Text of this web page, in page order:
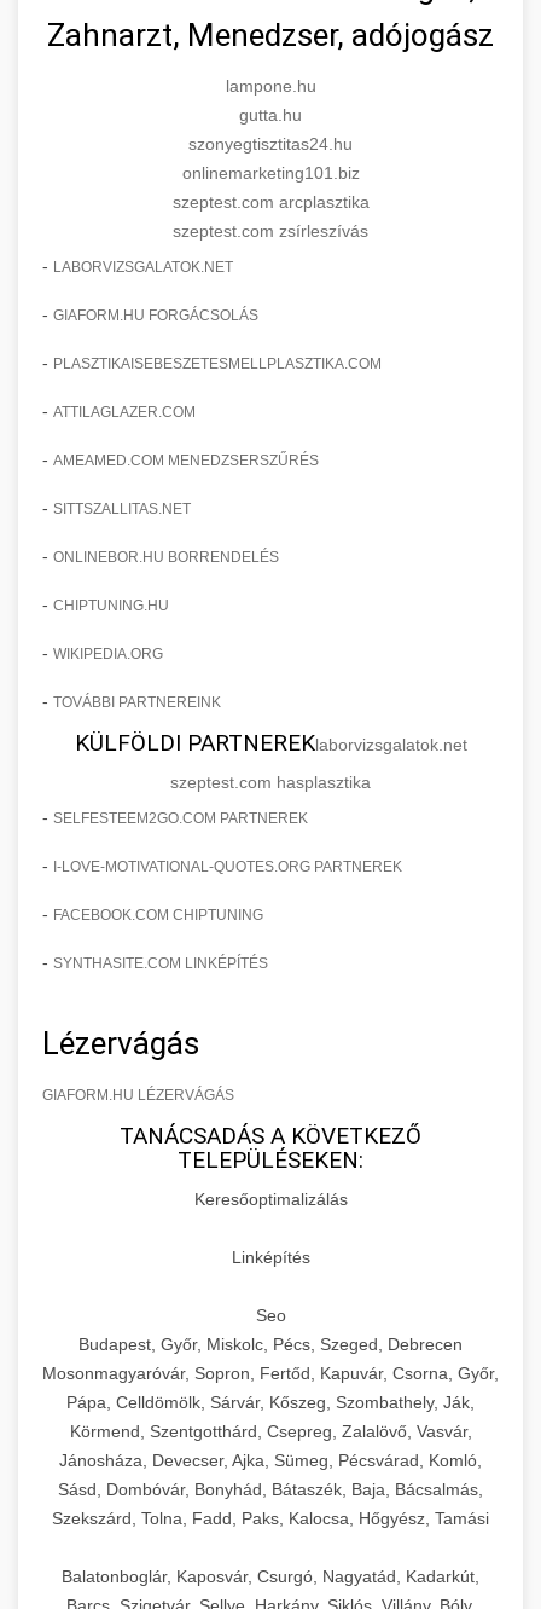
Zahnarzt, Menedzser, adójogász
lampone.hu
gutta.hu
szonyegtisztitas24.hu
onlinemarketing101.biz
szeptest.com arcplasztika
szeptest.com zsírleszívás
- LABORVIZSGALATOK.NET
- GIAFORM.HU FORGÁCSOLÁS
- PLASZTIKAISEBESZETESMELLPLASZTIKA.COM
- ATTILAGLAZER.COM
- AMEAMED.COM MENEDZSERSZŰRÉS
- SITTSZALLITAS.NET
- ONLINEBOR.HU BORRENDELÉS
- CHIPTUNING.HU
- WIKIPEDIA.ORG
- TOVÁBBI PARTNEREINK
KÜLFÖLDI PARTNEREKlaborvizsgalatok.net
szeptest.com hasplasztika
- SELFESTEEM2GO.COM PARTNEREK
- I-LOVE-MOTIVATIONAL-QUOTES.ORG PARTNEREK
- FACEBOOK.COM CHIPTUNING
- SYNTHASITE.COM LINKÉPÍTÉS
Lézervágás
GIAFORM.HU LÉZERVÁGÁS
TANÁCSADÁS A KÖVETKEZŐ
TELEPÜLÉSEKEN:
Keresőoptimalizálás
Linképítés
Seo
Budapest, Győr, Miskolc, Pécs, Szeged, Debrecen
Mosonmagyaróvár, Sopron, Fertőd, Kapuvár, Csorna, Győr,
Pápa, Celldömölk, Sárvár, Kőszeg, Szombathely, Ják,
Körmend, Szentgotthárd, Csepreg, Zalalövő, Vasvár,
Jánosháza, Devecser, Ajka, Sümeg, Pécsvárad, Komló,
Sásd, Dombóvár, Bonyhád, Bátaszék, Baja, Bácsalmás,
Szekszárd, Tolna, Fadd, Paks, Kalocsa, Hőgyész, Tamási
Balatonboglár, Kaposvár, Csurgó, Nagyatád, Kadarkút,